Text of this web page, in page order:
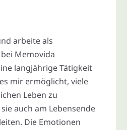
arbeite als
Memovida
langjährige Tätigkeit
mir ermöglicht, viele
Leben zu
auch am Lebensende
Die Emotionen